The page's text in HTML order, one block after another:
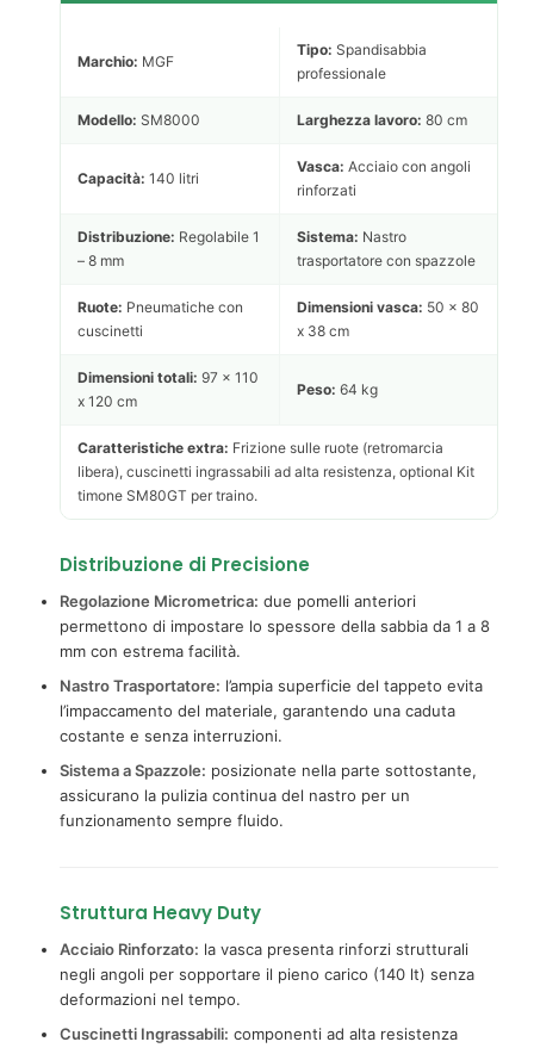
Marchio: MGF
Tipo: Spandisabbia
professionale
Modello: SM8000 Larghezza lavoro: 80 cm
Capacità: 140 litri
Vasca: Acciaio con angoli
rinforzati
Distribuzione: Regolabile 1
– 8 mm
Sistema: Nastro
trasportatore con spazzole
Ruote: Pneumatiche con
cuscinetti
Dimensioni vasca: 50 x 80
x 38 cm
Dimensioni totali: 97 x 110
x 120 cm
Peso: 64 kg
Caratteristiche extra: Frizione sulle ruote (retromarcia
libera), cuscinetti ingrassabili ad alta resistenza, optional Kit
timone SM80GT per traino.
Distribuzione di Precisione
Regolazione Micrometrica: due pomelli anteriori
permettono di impostare lo spessore della sabbia da 1 a 8
mm con estrema facilità.
Nastro Trasportatore: l’ampia superficie del tappeto evita
l’impaccamento del materiale, garantendo una caduta
costante e senza interruzioni.
Sistema a Spazzole: posizionate nella parte sottostante,
assicurano la pulizia continua del nastro per un
funzionamento sempre fluido.
Struttura Heavy Duty
Acciaio Rinforzato: la vasca presenta rinforzi strutturali
negli angoli per sopportare il pieno carico (140 lt) senza
deformazioni nel tempo.
Cuscinetti Ingrassabili: componenti ad alta resistenza